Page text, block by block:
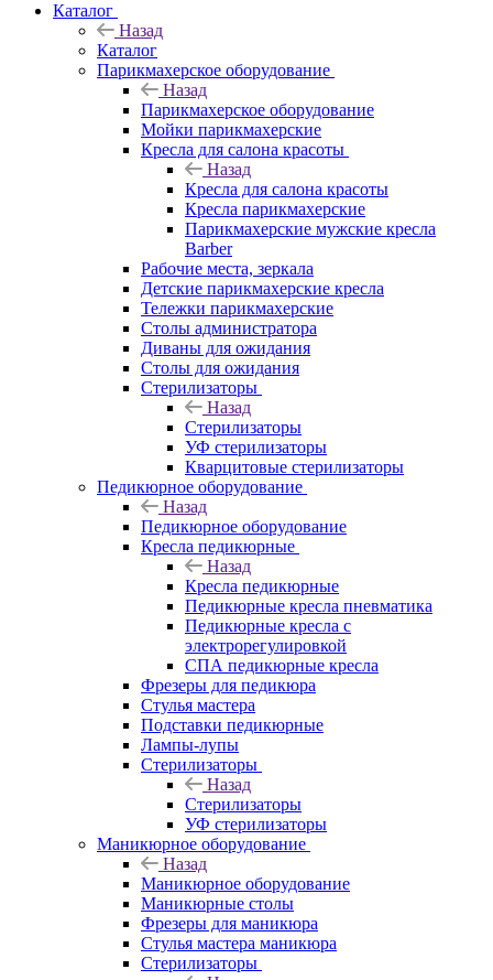
Каталог
Назад
Каталог
Парикмахерское оборудование
Назад
Парикмахерское оборудование
Мойки парикмахерские
Кресла для салона красоты
Назад
Кресла для салона красоты
Кресла парикмахерские
Парикмахерские мужские кресла
Barber
Рабочие места, зеркала
Детские парикмахерские кресла
Тележки парикмахерские
Столы администратора
Диваны для ожидания
Столы для ожидания
Стерилизаторы
Назад
Стерилизаторы
УФ стерилизаторы
Кварцитовые стерилизаторы
Педикюрное оборудование
Назад
Педикюрное оборудование
Кресла педикюрные
Назад
Кресла педикюрные
Педикюрные кресла пневматика
Педикюрные кресла с
электрорегулировкой
СПА педикюрные кресла
Фрезеры для педикюра
Стулья мастера
Подставки педикюрные
Лампы-лупы
Стерилизаторы
Назад
Стерилизаторы
УФ стерилизаторы
Маникюрное оборудование
Назад
Маникюрное оборудование
Маникюрные столы
Фрезеры для маникюра
Стулья мастера маникюра
Стерилизаторы